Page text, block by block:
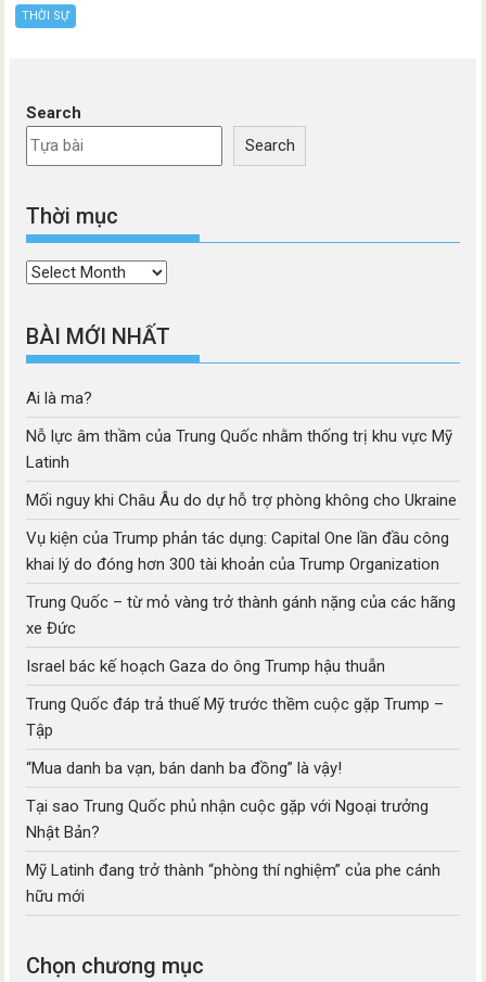
THỜI SỰ
Search
Search
Thời mục
Thời
BÀI MỚI NHẤT
Ai là ma?
Nỗ lực âm thầm của Trung Quốc nhằm thống trị khu vực Mỹ
Latinh
Mối nguy khi Châu Âu do dự hỗ trợ phòng không cho Ukraine
Vụ kiện của Trump phản tác dụng: Capital One lần đầu công
khai lý do đóng hơn 300 tài khoản của Trump Organization
Trung Quốc – từ mỏ vàng trở thành gánh nặng của các hãng
xe Đức
Israel bác kế hoạch Gaza do ông Trump hậu thuẫn
Trung Quốc đáp trả thuế Mỹ trước thềm cuộc gặp Trump –
Tập
“Mua danh ba vạn, bán danh ba đồng” là vậy!
Tại sao Trung Quốc phủ nhận cuộc gặp với Ngoại trưởng
Nhật Bản?
Mỹ Latinh đang trở thành “phòng thí nghiệm” của phe cánh
hữu mới
Chọn chương mục